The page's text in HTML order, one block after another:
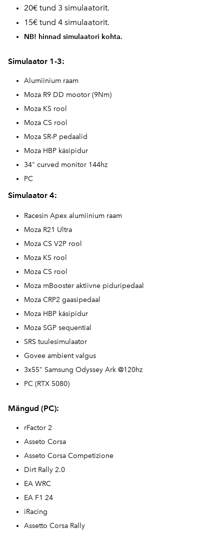
20€ tund 3 simulaatorit.
15€ tund 4 simulaatorit.
NB! hinnad simulaatori kohta.
Simulaator 1-3:
Alumiinium raam
Moza R9 DD mootor (9Nm)
Moza KS rool
Moza CS rool
Moza SR-P pedaalid
Moza HBP käsipidur
34" curved monitor 144hz
PC
Simulaator 4:
Racesin Apex alumiinium raam
Moza R21 Ultra
Moza CS V2P rool
Moza KS rool
Moza CS rool
Moza mBooster aktiivne piduripedaal
Moza CRP2 gaasipedaal
Moza HBP käsipidur
Moza SGP sequential
SRS tuulesimulaator
Govee ambient valgus
3x55" Samsung Odyssey Ark @120hz
PC (RTX 5080)
Mängud (PC):
rFactor 2
Asseto Corsa
Asseto Corsa Competizione
Dirt Rally 2.0
EA WRC
EA F1 24
iRacing
Assetto Corsa Rally